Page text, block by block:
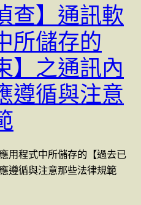
查】通訊軟
所儲存的
】之通訊內
遵循與注意
用程式中所儲存的【過去已
遵循與注意那些法律規範